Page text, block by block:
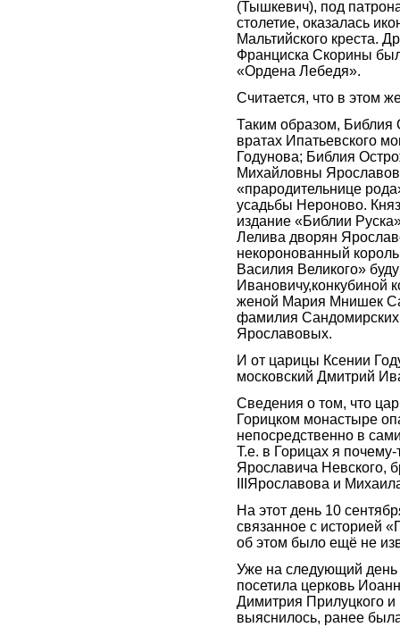
(Тышкевич), под
столетие, оказалась
Мальтийского креста.
Франциска Скорины
«Ордена Лебедя».
Считается, что в этом
Таким образом, Библия
вратах Ипатьевского
Годунова; Библия
Михайловны
«прародительнице
усадьбы Нероново.
издание «Библии
Лелива дворян
некоронованный
Василия Великого»
Ивановичу,конкубиной
женой Мария Мнишек
фамилия Сандомирских
Ярославовых.
И от царицы Ксении
московский Дмитрий
Сведения о том, что
Горицком монастыре
непосредственно в
Т.е. в Горицах я
Ярославича Невского,
IIIЯрославова и
На этот день 10
связанное с историей
об этом было ещё не
Уже на следующий день
посетила церковь
Димитрия Прилуцкого и
выяснилось, ранее